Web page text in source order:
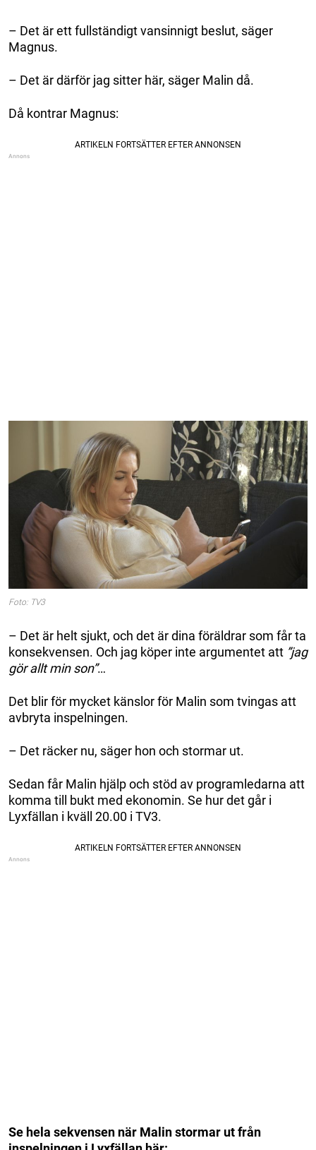
– Det är ett fullständigt vansinnigt beslut, säger
Magnus.
– Det är därför jag sitter här, säger Malin då.
Då kontrar Magnus:
Foto: TV3
– Det är helt sjukt, och det är dina föräldrar som får ta
konsekvensen. Och jag köper inte argumentet att ”jag
gör allt min son”…
Det blir för mycket känslor för Malin som tvingas att
avbryta inspelningen.
– Det räcker nu, säger hon och stormar ut.
Sedan får Malin hjälp och stöd av programledarna att
komma till bukt med ekonomin. Se hur det går i
Lyxfällan i kväll 20.00 i TV3.
Se hela sekvensen när Malin stormar ut från